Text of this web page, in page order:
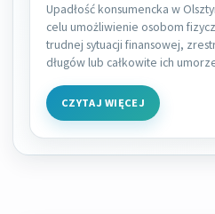
Upadłość konsumencka w
celu umożliwienie osobom
trudnej sytuacji finansowej,
długów lub całkowite ich
CZYTAJ WIĘCEJ